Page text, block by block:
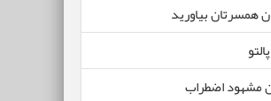
همسرتان بیاورید
مشهود اضطراب